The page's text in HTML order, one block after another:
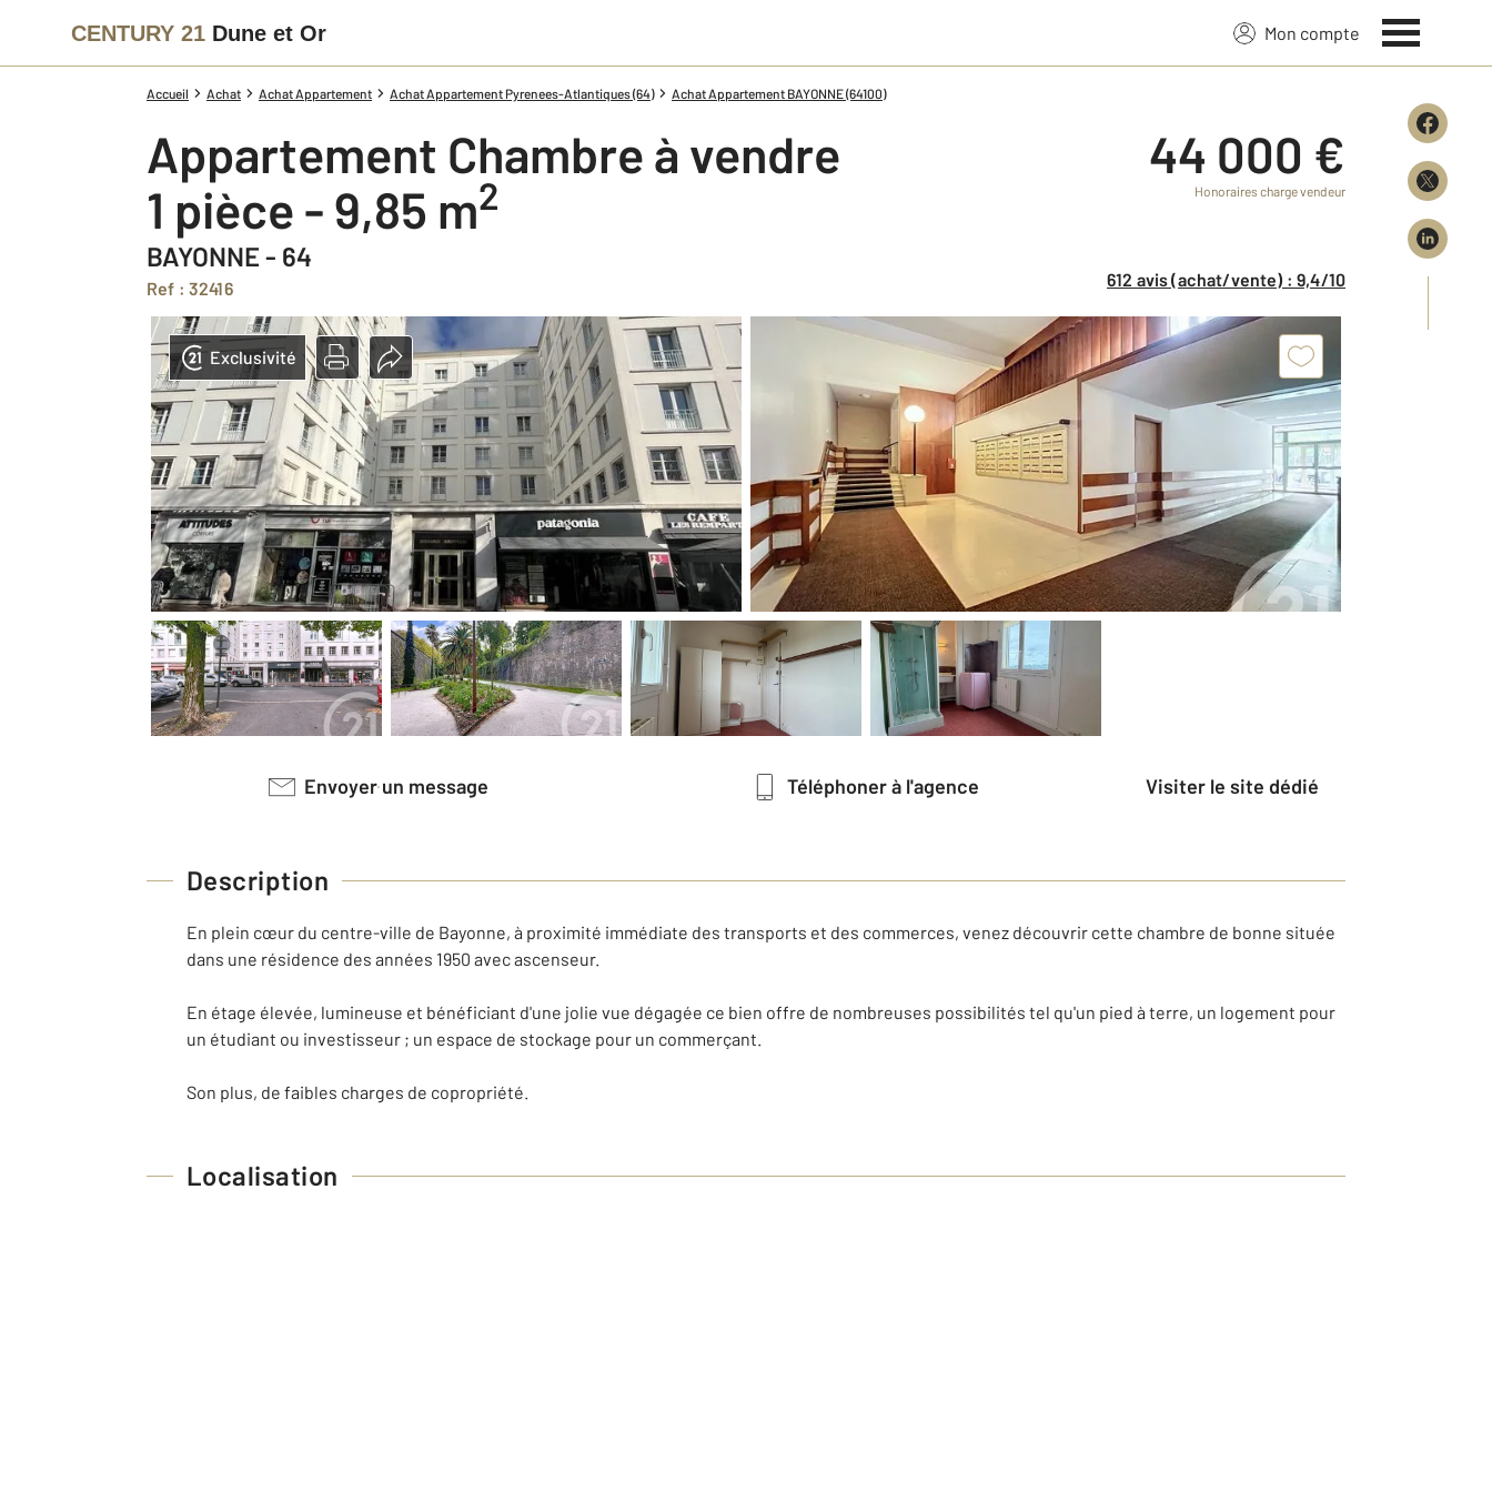
CENTURY 21 Dune et Or Mon compte
Accueil Achat Achat Appartement Achat Appartement Pyrenees-Atlantiques (64) Achat Appartement BAYONNE (64100)
Appartement Chambre à vendre
1 pièce - 9,85 m2
BAYONNE - 64
Ref : 32416
44 000 €
Honoraires charge vendeur
612 avis (achat/vente) : 9,4/10
Exclusivité
Envoyer un message Téléphoner à l'agence Visiter le site dédié
Description
En plein cœur du centre-ville de Bayonne, à proximité immédiate des transports et des commerces, venez découvrir cette chambre de bonne située
dans une résidence des années 1950 avec ascenseur.
En étage élevée, lumineuse et bénéficiant d'une jolie vue dégagée ce bien offre de nombreuses possibilités tel qu'un pied à terre, un logement pour
un étudiant ou investisseur ; un espace de stockage pour un commerçant.
Son plus, de faibles charges de copropriété.
Localisation